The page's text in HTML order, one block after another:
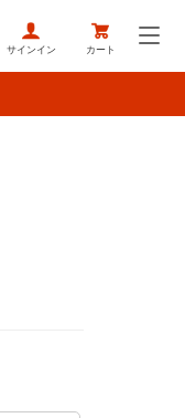
サインイン カート